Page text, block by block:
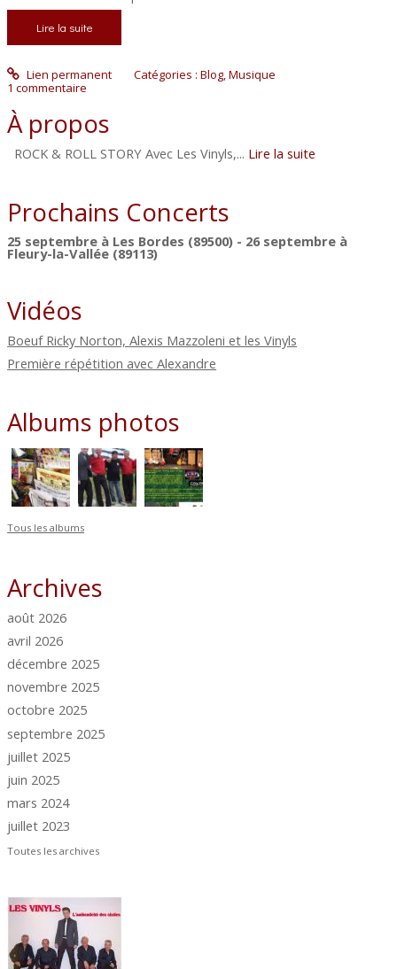
Lire la suite
Lien permanent Catégories : Blog,Musique
1 commentaire
À propos
ROCK & ROLL STORY Avec Les Vinyls,... Lire la suite
Prochains Concerts
25 septembre à Les Bordes (89500) - 26 septembre à
Fleury-la-Vallée (89113)
Vidéos
Boeuf Ricky Norton, Alexis Mazzoleni et les Vinyls
Première répétition avec Alexandre
Albums photos
Tous les albums
Archives
août 2026
avril 2026
décembre 2025
novembre 2025
octobre 2025
septembre 2025
juillet 2025
juin 2025
mars 2024
juillet 2023
Toutes les archives